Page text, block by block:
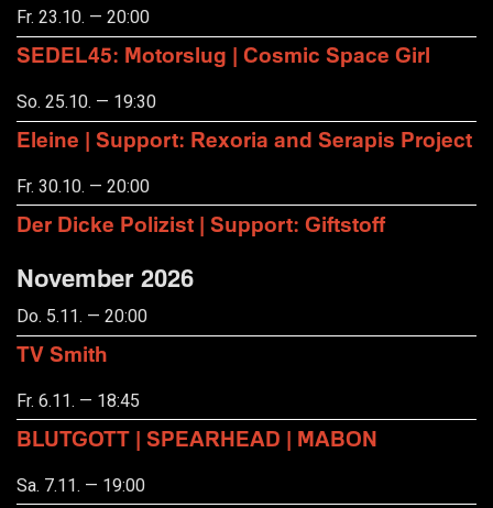
Fr. 23.10. — 20:00
SEDEL45: Motorslug | Cosmic Space Girl
So. 25.10. — 19:30
Eleine | Support: Rexoria and Serapis Project
Fr. 30.10. — 20:00
Der Dicke Polizist | Support: Giftstoff
November 2026
Do. 5.11. — 20:00
TV Smith
Fr. 6.11. — 18:45
BLUTGOTT | SPEARHEAD | MABON
Sa. 7.11. — 19:00